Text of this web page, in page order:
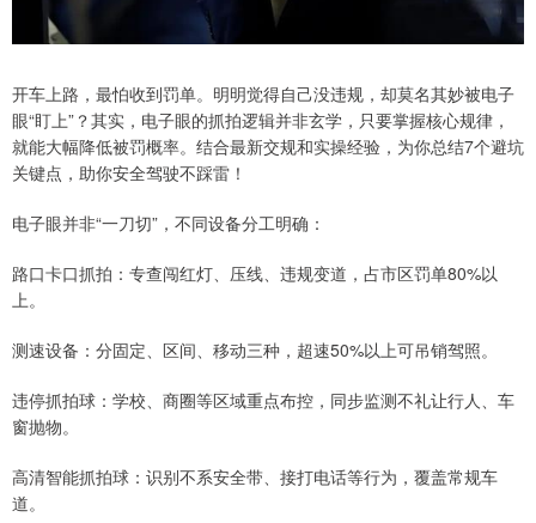
开车上路，最怕收到罚单。明明觉得自己没违规，却莫名其妙被电子
眼“盯上”？其实，电子眼的抓拍逻辑并非玄学，只要掌握核心规律，
就能大幅降低被罚概率。结合最新交规和实操经验，为你总结7个避坑
关键点，助你安全驾驶不踩雷！
电子眼并非“一刀切”，不同设备分工明确：
路口卡口抓拍：专查闯红灯、压线、违规变道，占市区罚单80%以
上。
测速设备：分固定、区间、移动三种，超速50%以上可吊销驾照。
违停抓拍球：学校、商圈等区域重点布控，同步监测不礼让行人、车
窗抛物。
高清智能抓拍球：识别不系安全带、接打电话等行为，覆盖常规车
道。